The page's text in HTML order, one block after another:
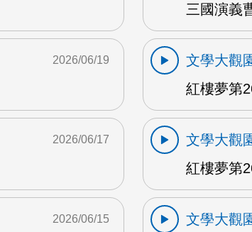
三國演義
2026/06/19
文學大觀
紅樓夢第
2026/06/17
文學大觀
紅樓夢第
2026/06/15 文學大觀